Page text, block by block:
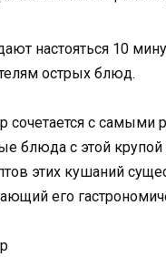
настояться 10
острых блюд.
сочетается с самыми
блюда с этой
этих кушаний
его